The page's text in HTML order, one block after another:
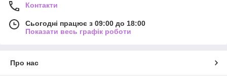
Контакти
Сьогодні працює з 09:00 до 18:00
Показати весь графік роботи
Про нас